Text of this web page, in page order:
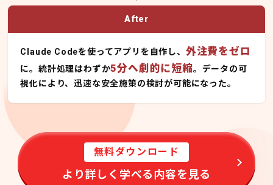
After
Claude Codeを使ってアプリを自作し、 外注費をゼロ
に。統計処理はわずか5分へ劇的に短縮。データの可
視化により、迅速な安全施策の検討が可能になった。
無料ダウンロード
より詳しく学べる内容を見る